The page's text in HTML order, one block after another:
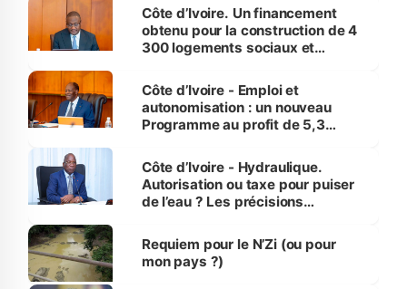
Côte d’Ivoire. Un financement
obtenu pour la construction de 4
300 logements sociaux et
et Yamoussoukro
Côte d’Ivoire - Emploi et
autonomisation : un nouveau
Programme au profit de 5,3
Côte d’Ivoire - Hydraulique.
Autorisation ou taxe pour puiser
de l’eau ? Les précisions
Requiem pour le N’Zi (ou pour
mon pays ?)